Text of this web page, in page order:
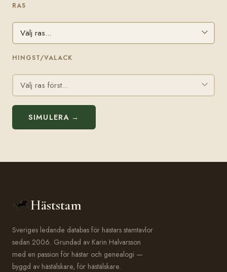
RAS
HINGST/VALACK
SIMULERA →
Häststam
Sveriges ledande databas för hästars stamtavlor
sedan 2006. Grundad av Karin Halvarsson
med en passion för hästar och genealogi —
byggd av hästälskare, för hästälskare.